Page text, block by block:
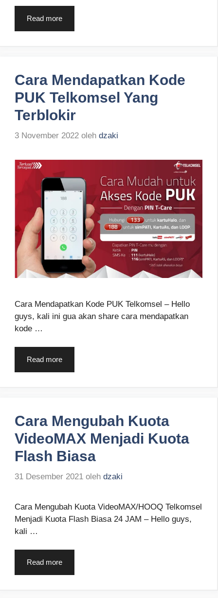
Read more
Cara Mendapatkan Kode
PUK Telkomsel Yang
Terblokir
3 November 2022 oleh dzaki
Cara Mendapatkan Kode PUK Telkomsel – Hello
guys, kali ini gua akan share cara mendapatkan
kode …
Read more
Cara Mengubah Kuota
VideoMAX Menjadi Kuota
Flash Biasa
31 Desember 2021 oleh dzaki
Cara Mengubah Kuota VideoMAX/HOOQ Telkomsel
Menjadi Kuota Flash Biasa 24 JAM – Hello guys,
kali …
Read more